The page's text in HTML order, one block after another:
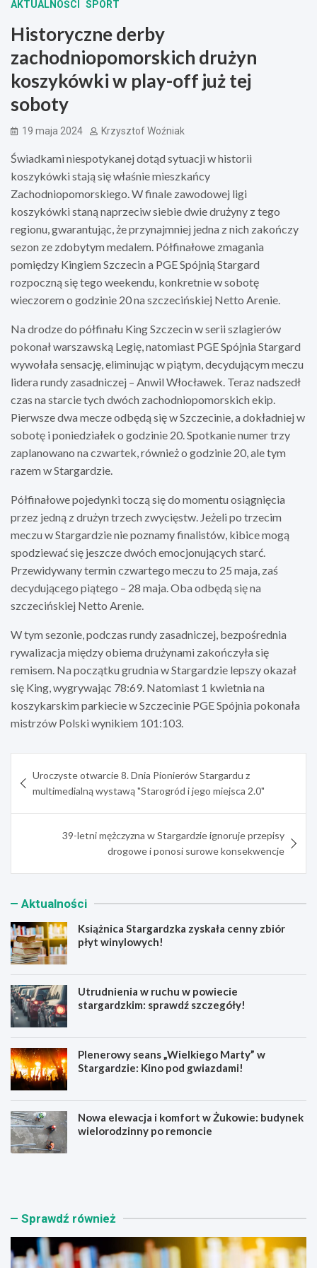
AKTUALNOŚCI SPORT
Historyczne derby
zachodniopomorskich drużyn
koszykówki w play-off już tej
soboty
19 maja 2024 Krzysztof Woźniak
Świadkami niespotykanej dotąd sytuacji w historii
koszykówki stają się właśnie mieszkańcy
Zachodniopomorskiego. W finale zawodowej ligi
koszykówki staną naprzeciw siebie dwie drużyny z tego
regionu, gwarantując, że przynajmniej jedna z nich zakończy
sezon ze zdobytym medalem. Półfinałowe zmagania
pomiędzy Kingiem Szczecin a PGE Spójnią Stargard
rozpoczną się tego weekendu, konkretnie w sobotę
wieczorem o godzinie 20 na szczecińskiej Netto Arenie.
Na drodze do półfinału King Szczecin w serii szlagierów
pokonał warszawską Legię, natomiast PGE Spójnia Stargard
wywołała sensację, eliminując w piątym, decydującym meczu
lidera rundy zasadniczej – Anwil Włocławek. Teraz nadszedł
czas na starcie tych dwóch zachodniopomorskich ekip.
Pierwsze dwa mecze odbędą się w Szczecinie, a dokładniej w
sobotę i poniedziałek o godzinie 20. Spotkanie numer trzy
zaplanowano na czwartek, również o godzinie 20, ale tym
razem w Stargardzie.
Półfinałowe pojedynki toczą się do momentu osiągnięcia
przez jedną z drużyn trzech zwycięstw. Jeżeli po trzecim
meczu w Stargardzie nie poznamy finalistów, kibice mogą
spodziewać się jeszcze dwóch emocjonujących starć.
Przewidywany termin czwartego meczu to 25 maja, zaś
decydującego piątego – 28 maja. Oba odbędą się na
szczecińskiej Netto Arenie.
W tym sezonie, podczas rundy zasadniczej, bezpośrednia
rywalizacja między obiema drużynami zakończyła się
remisem. Na początku grudnia w Stargardzie lepszy okazał
się King, wygrywając 78:69. Natomiast 1 kwietnia na
koszykarskim parkiecie w Szczecinie PGE Spójnia pokonała
mistrzów Polski wynikiem 101:103.
wpisu
Uroczyste otwarcie 8. Dnia Pionierów Stargardu z
multimedialną wystawą "Starogród i jego miejsca 2.0"
39-letni mężczyzna w Stargardzie ignoruje przepisy
drogowe i ponosi surowe konsekwencje
Aktualności
Książnica Stargardzka zyskała cenny zbiór
płyt winylowych!
Utrudnienia w ruchu w powiecie
stargardzkim: sprawdź szczegóły!
Plenerowy seans „Wielkiego Marty” w
Stargardzie: Kino pod gwiazdami!
Nowa elewacja i komfort w Żukowie: budynek
wielorodzinny po remoncie
K
n
a
U
n
n
Sprawdź również